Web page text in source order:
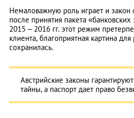
Немаловажную роль играет и закон
после принятия пакета
2015 – 2016 гг. этот режим
клиента, благоприятная картина
сохранилась.
Австрийские законы
тайны, а паспорт дает право